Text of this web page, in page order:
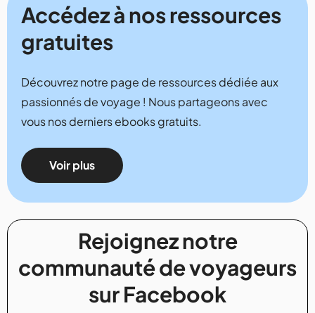
Accédez à nos ressources
gratuites
Découvrez notre page de ressources dédiée aux
passionnés de voyage ! Nous partageons avec
vous nos derniers ebooks gratuits.
Voir plus
Rejoignez notre
communauté de voyageurs
sur Facebook